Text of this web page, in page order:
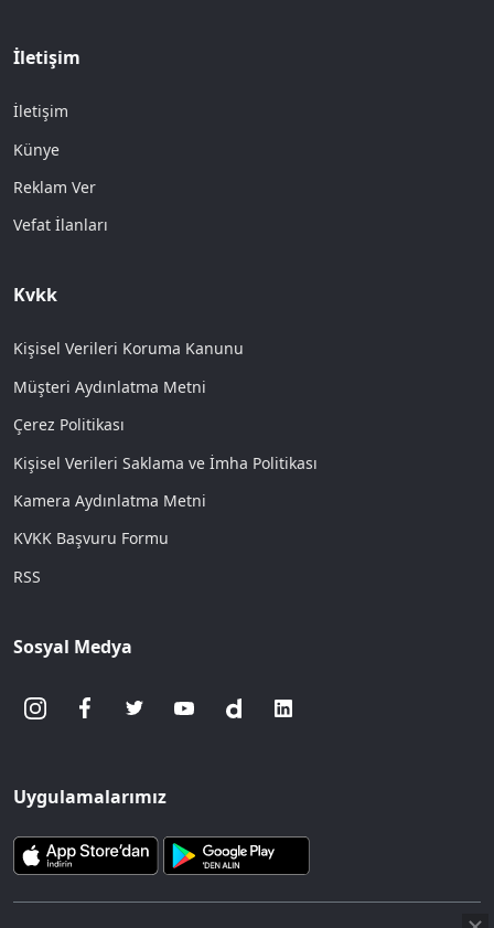
İletişim
İletişim
Künye
Reklam Ver
Vefat İlanları
Kvkk
Kişisel Verileri Koruma Kanunu
Müşteri Aydınlatma Metni
Çerez Politikası
Kişisel Verileri Saklama ve İmha Politikası
Kamera Aydınlatma Metni
KVKK Başvuru Formu
RSS
Sosyal Medya
Uygulamalarımız